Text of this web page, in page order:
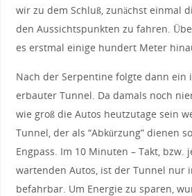
wir zu dem Schluß, zunächst einmal
den Aussichtspunkten zu fahren.
es erstmal einige hundert Meter
Nach der Serpentine folgte dann ein
erbauter Tunnel. Da damals noch
wie groß die Autos heutzutage sein
Tunnel, der als “Abkürzung” dienen
Engpass. Im 10 Minuten – Takt, bzw.
wartenden Autos, ist der Tunnel nur
befahrbar. Um Energie zu sparen,